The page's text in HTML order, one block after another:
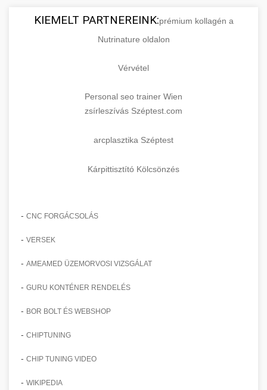
KIEMELT PARTNEREINK:prémium kollagén a
Nutrinature oldalon
Vérvétel
Personal seo trainer Wien
zsírleszívás Széptest.com
arcplasztika Széptest
Kárpittisztító Kölcsönzés
- CNC FORGÁCSOLÁS
- VERSEK
- AMEAMED ÜZEMORVOSI VIZSGÁLAT
- GURU KONTÉNER RENDELÉS
- BOR BOLT ÉS WEBSHOP
- CHIPTUNING
- CHIP TUNING VIDEO
- WIKIPEDIA